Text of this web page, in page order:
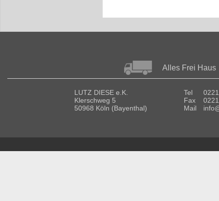
Alles Frei Haus
LUTZ DIESE e.K.
Klerschweg 5
50968 Köln (Bayenthal)
Tel
Fax
Mail